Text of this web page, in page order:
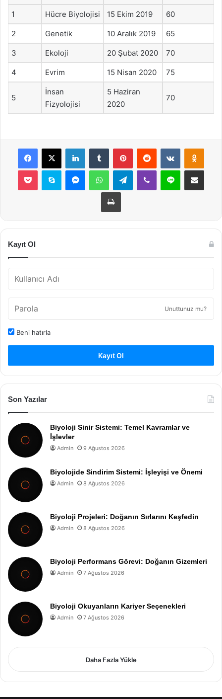
1 Hücre Biyolojisi 15 Ekim 2019 60
2 Genetik 10 Aralık 2019 65
3 Ekoloji 20 Şubat 2020 70
4 Evrim 15 Nisan 2020 75
5
İnsan
Fizyolojisi
5 Haziran
2020
70
Facebook
X LinkedInTumblr PinterestReddit VKontakte
Pocket Skype MessengerWhatsAppTelegramViber Line E-Posta ile
Yazdır
Kayıt Ol
Unuttunuz mu?
Beni hatırla
Kayıt Ol
Son Yazılar
Biyoloji Sinir Sistemi: Temel Kavramlar ve
İşlevler
Admin 9 Ağustos 2026
Biyolojide Sindirim Sistemi: İşleyişi ve Önemi
Admin 8 Ağustos 2026
Biyoloji Projeleri: Doğanın Sırlarını Keşfedin
Admin 8 Ağustos 2026
Biyoloji Performans Görevi: Doğanın Gizemleri
Admin 7 Ağustos 2026
Biyoloji Okuyanların Kariyer Seçenekleri
Admin 7 Ağustos 2026
Daha Fazla Yükle